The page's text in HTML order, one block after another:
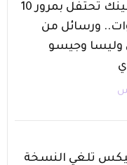
بلاكبينك تحتفل بمرور 10
ورسائل من
وليسا وجيسو
تلغي النسخة